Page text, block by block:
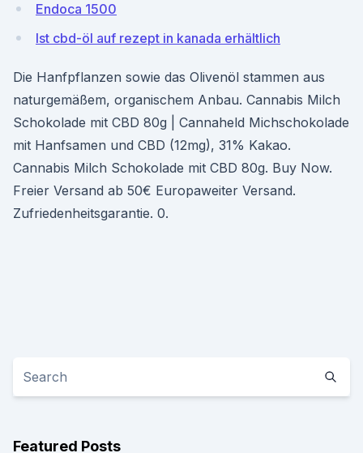
Endoca 1500
Ist cbd-öl auf rezept in kanada erhältlich
Die Hanfpflanzen sowie das Olivenöl stammen aus
naturgemäßem, organischem Anbau. Cannabis Milch
Schokolade mit CBD 80g | Cannaheld Michschokolade
mit Hanfsamen und CBD (12mg), 31% Kakao.
Cannabis Milch Schokolade mit CBD 80g. Buy Now.
Freier Versand ab 50€ Europaweiter Versand.
Zufriedenheitsgarantie. 0.
Featured Posts